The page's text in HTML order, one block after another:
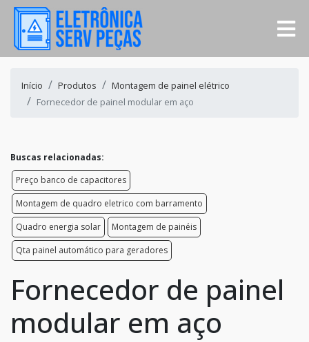
Início Produtos
Montagem de painel elétrico
Fornecedor de painel modular em aço
Buscas relacionadas:
Preço banco de capacitores
Montagem de quadro eletrico com barramento
Quadro energia solar
Montagem de painéis
Qta painel automático para geradores
Fornecedor de painel
modular em aço